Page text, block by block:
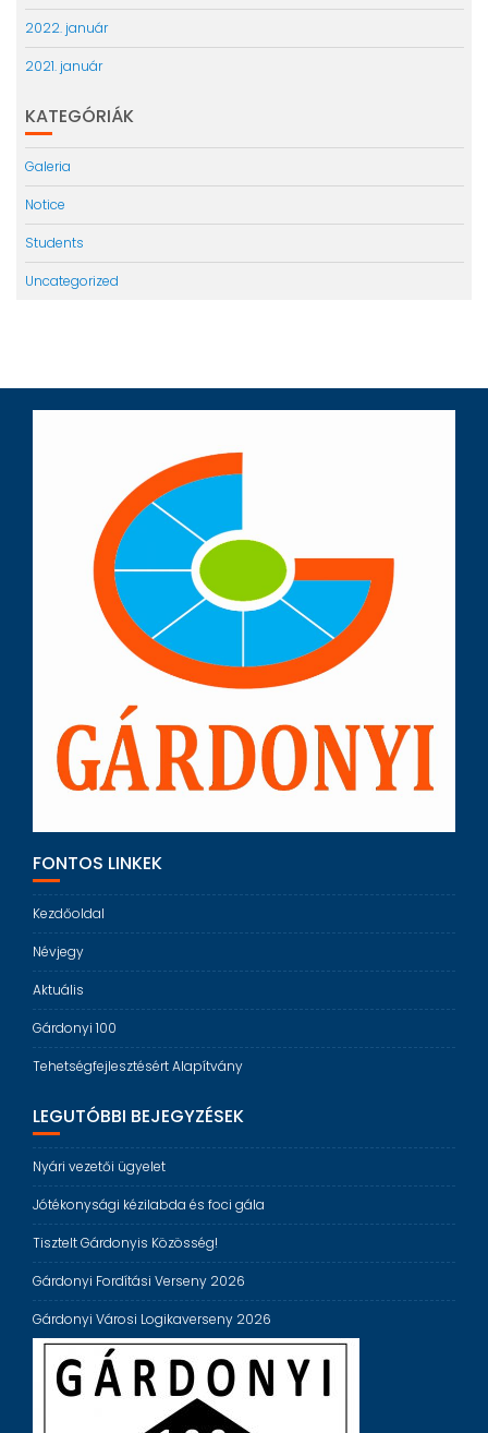
2022. január
2021. január
KATEGÓRIÁK
Galeria
Notice
Students
Uncategorized
FONTOS LINKEK
Kezdőoldal
Névjegy
Aktuális
Gárdonyi 100
Tehetségfejlesztésért Alapítvány
LEGUTÓBBI BEJEGYZÉSEK
Nyári vezetői ügyelet
Jótékonysági kézilabda és foci gála
Tisztelt Gárdonyis Közösség!
Gárdonyi Fordítási Verseny 2026
Gárdonyi Városi Logikaverseny 2026